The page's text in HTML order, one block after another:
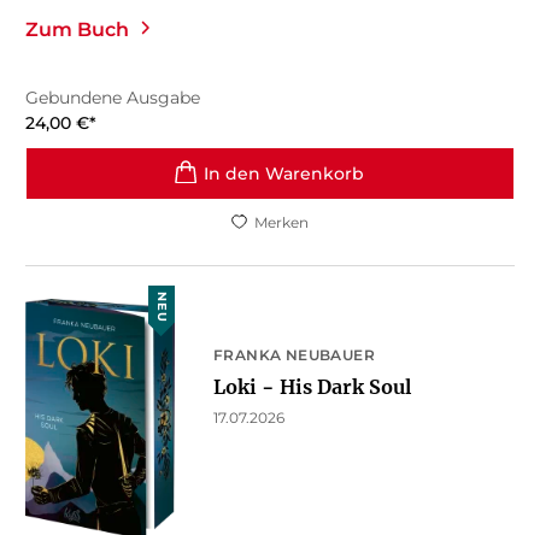
Zum Buch
Gebundene Ausgabe
24,00 €*
In den Warenkorb
Merken
NEU
FRANKA NEUBAUER
Loki − His Dark Soul
17.07.2026